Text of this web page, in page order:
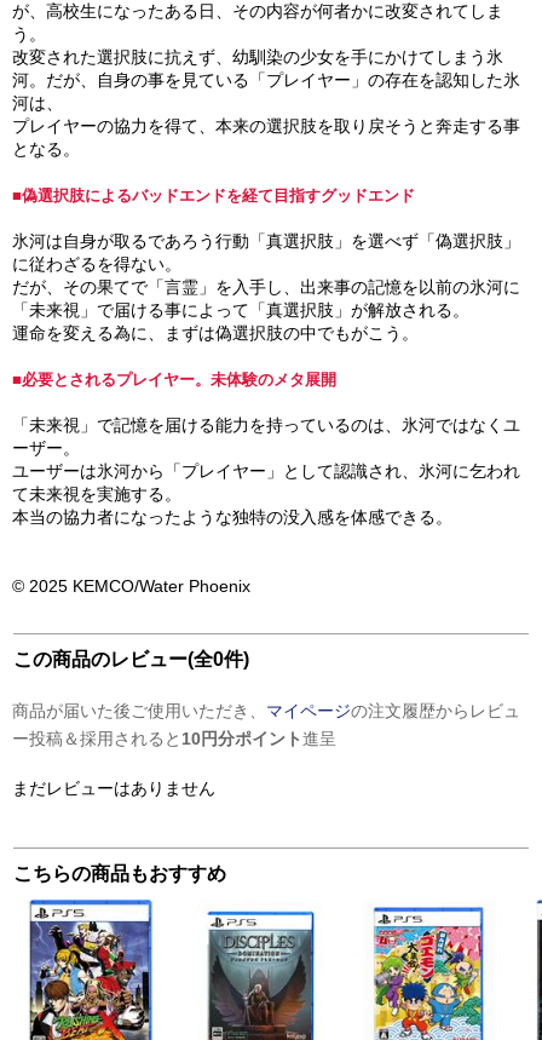
が、高校生になったある日、その内容が何者かに改変されてしま
う。
改変された選択肢に抗えず、幼馴染の少女を手にかけてしまう氷
河。だが、自身の事を見ている「プレイヤー」の存在を認知した氷
河は、
プレイヤーの協力を得て、本来の選択肢を取り戻そうと奔走する事
となる。
■偽選択肢によるバッドエンドを経て目指すグッドエンド
氷河は自身が取るであろう行動「真選択肢」を選べず「偽選択肢」
に従わざるを得ない。
だが、その果てで「言霊」を入手し、出来事の記憶を以前の氷河に
「未来視」で届ける事によって「真選択肢」が解放される。
運命を変える為に、まずは偽選択肢の中でもがこう。
■必要とされるプレイヤー。未体験のメタ展開
「未来視」で記憶を届ける能力を持っているのは、氷河ではなくユ
ーザー。
ユーザーは氷河から「プレイヤー」として認識され、氷河に乞われ
て未来視を実施する。
本当の協力者になったような独特の没入感を体感できる。
© 2025 KEMCO/Water Phoenix
この商品のレビュー(全0件)
商品が届いた後ご使用いただき、 マイページの注文履歴からレビュ
ー投稿＆採用されると 10円分ポイント進呈
まだレビューはありません
こちらの商品もおすすめ